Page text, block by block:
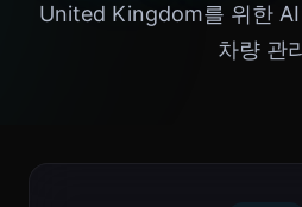
United Kingdom를 위한
차량 관